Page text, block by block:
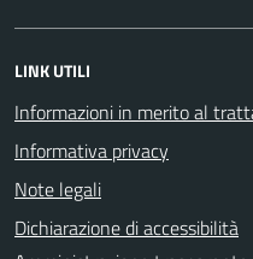
LINK UTILI
Informazioni in merito al
Informativa privacy
Note legali
Dichiarazione di accessibilità